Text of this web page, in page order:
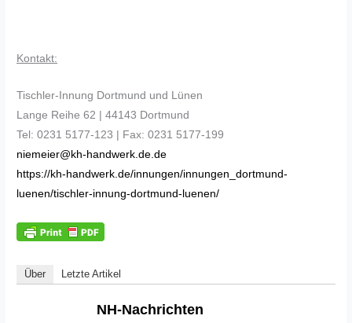
Kontakt:
Tischler-Innung Dortmund und Lünen
Lange Reihe 62 | 44143 Dortmund
Tel: 0231 5177-123 | Fax: 0231 5177-199
niemeier@kh-handwerk.de.de
https://kh-handwerk.de/innungen/innungen_dortmund-
luenen/tischler-innung-dortmund-luenen/
Über Letzte Artikel
NH-Nachrichten